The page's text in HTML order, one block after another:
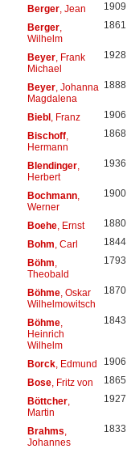
Berger, Jean 1909
Berger,
Wilhelm
1861
Beyer, Frank
Michael
1928
Beyer, Johanna
Magdalena
1888
Biebl , Franz 1906
Bischoff,
Hermann
1868
Blendinger,
Herbert
1936
Bochmann,
Werner
1900
Boehe, Ernst 1880
Bohm, Carl 1844
Böhm,
Theobald
1793
Böhme, Oskar
Wilhelmowitsch
1870
Böhme,
Heinrich
Wilhelm
1843
Borck, Edmund 1906
Bose, Fritz von 1865
Böttcher,
Martin
1927
Brahms,
Johannes
1833